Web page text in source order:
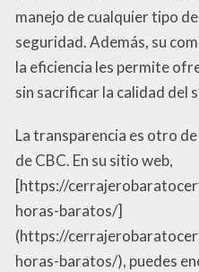
manejo de cualquier tipo
seguridad. Además, su
la eficiencia les permite
sin sacrificar la calidad del
La transparencia es otro
de CBC. En su sitio web,
[https://
horas-baratos/]
(https://
horas-baratos/), puedes